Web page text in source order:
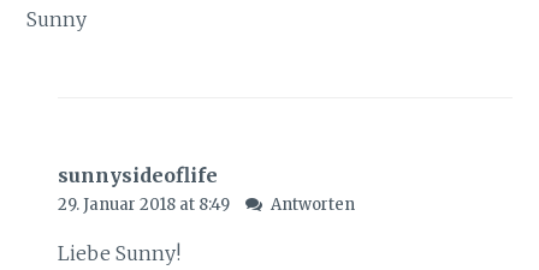
Sunny
sunnysideoflife
29. Januar 2018 at 8:49 Antworten
Liebe Sunny!